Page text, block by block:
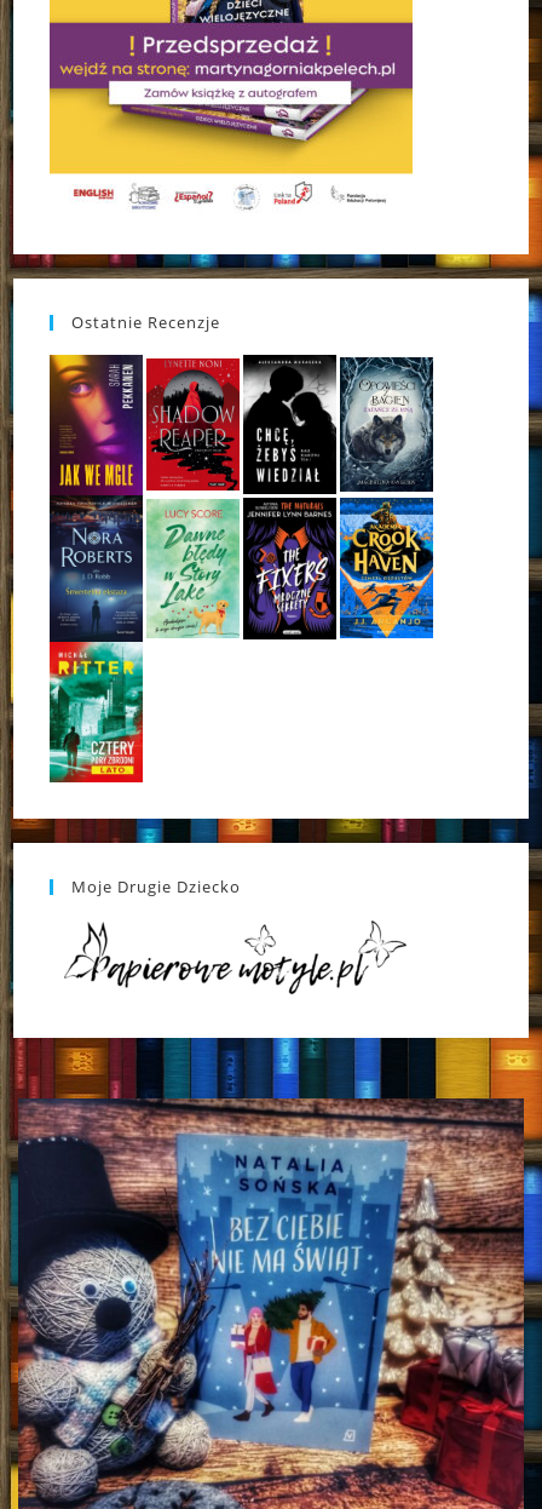
Ostatnie Recenzje
Moje Drugie Dziecko